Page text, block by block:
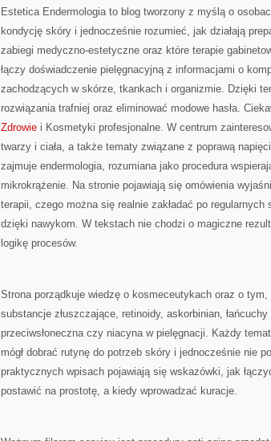
Estetica Endermologia to blog tworzony z myślą o
kondycję skóry i jednocześnie rozumieć, jak działają
zabiegi medyczno-estetyczne oraz które terapie
łączy doświadczenie pielęgnacyjną z informacjami o
zachodzących w skórze, tkankach i organizmie. Dzięki
rozwiązania trafniej oraz eliminować modowe hasła.
Zdrowie i Kosmetyki profesjonalne. W centrum
twarzy i ciała, a także tematy związane z poprawą
zajmuje endermologia, rozumiana jako procedura
mikrokrążenie. Na stronie pojawiają się omówienia
terapii, czego można się realnie zakładać po
dzięki nawykom. W tekstach nie chodzi o magiczne
logikę procesów.
Strona porządkuje wiedzę o kosmeceutykach oraz o
substancje złuszczające, retinoidy, askorbinian,
przeciwsłoneczna czy niacyna w pielęgnacji. Każdy
mógł dobrać rutynę do potrzeb skóry i jednocześnie nie
praktycznych wpisach pojawiają się wskazówki, jak
postawić na prostotę, a kiedy wprowadzać kuracje.